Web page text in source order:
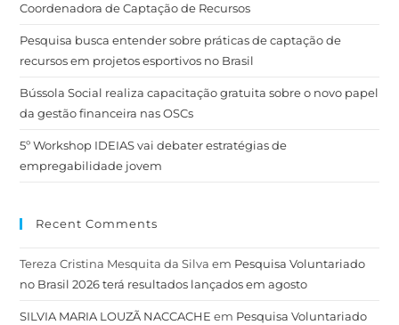
Coordenadora de Captação de Recursos
Pesquisa busca entender sobre práticas de captação de
recursos em projetos esportivos no Brasil
Bússola Social realiza capacitação gratuita sobre o novo papel
da gestão financeira nas OSCs
5º Workshop IDEIAS vai debater estratégias de
empregabilidade jovem
Recent Comments
Tereza Cristina Mesquita da Silva em Pesquisa Voluntariado
no Brasil 2026 terá resultados lançados em agosto
SILVIA MARIA LOUZÃ NACCACHE em Pesquisa Voluntariado